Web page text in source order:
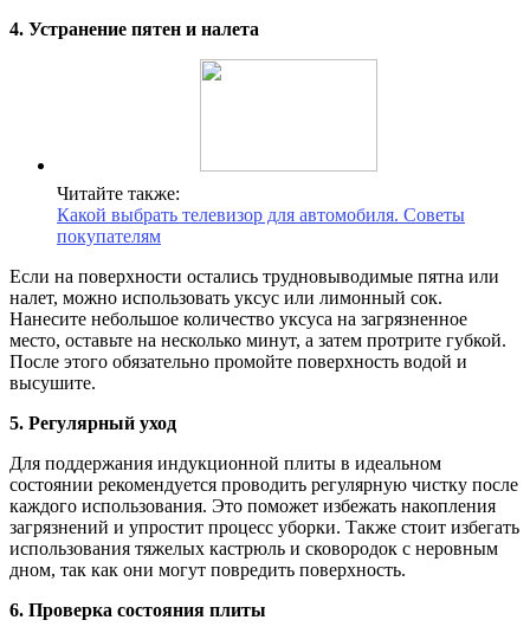
4. Устранение пятен и налета
Читайте также:
Какой выбрать телевизор для автомобиля. Советы
покупателям
Если на поверхности остались трудновыводимые пятна или
налет, можно использовать уксус или лимонный сок.
Нанесите небольшое количество уксуса на загрязненное
место, оставьте на несколько минут, а затем протрите губкой.
После этого обязательно промойте поверхность водой и
высушите.
5. Регулярный уход
Для поддержания индукционной плиты в идеальном
состоянии рекомендуется проводить регулярную чистку после
каждого использования. Это поможет избежать накопления
загрязнений и упростит процесс уборки. Также стоит избегать
использования тяжелых кастрюль и сковородок с неровным
дном, так как они могут повредить поверхность.
6. Проверка состояния плиты